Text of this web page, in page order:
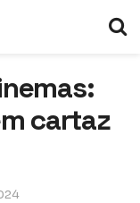
cartaz